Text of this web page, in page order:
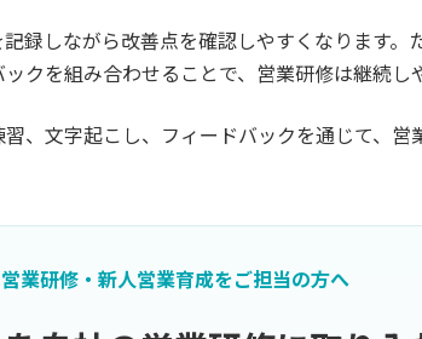
録しながら改善点を確認しやすくなります。
クを組み合わせることで、営業研修は継続し
、文字起こし、フィードバックを通じて、
営業研修・新人営業育成をご担当の方へ